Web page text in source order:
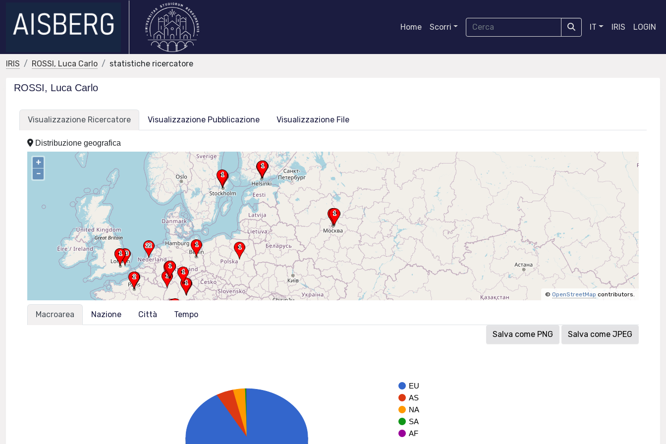
Home Scorri IT IRIS LOGIN
IRIS ROSSI, Luca Carlo statistiche ricercatore
ROSSI, Luca Carlo
Visualizzazione Ricercatore Visualizzazione Pubblicazione Visualizzazione File
Distribuzione geografica
+
–
© OpenStreetMap contributors.
Macroarea Nazione Città Tempo
Salva come PNG Salva come JPEG
EU
AS
NA
SA
AF